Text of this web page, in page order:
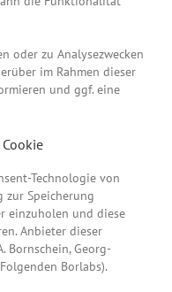
oder zu Analysezwecken
im Rahmen dieser
und ggf. eine
Technologie von
zur Speicherung
einzuholen und diese
Anbieter dieser
Bornschein, Georg-
Borlabs).